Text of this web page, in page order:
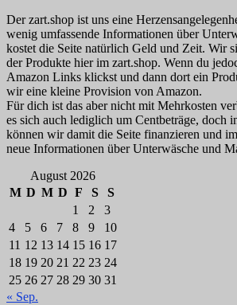
Der zart.shop ist uns eine
wenig umfassende Informationen über
kostet die Seite natürlich Geld und Zeit. Wir
der Produkte hier im zart.shop. Wenn du
Amazon Links klickst und dann dort ein
wir eine kleine Provision von Amazon.
Für dich ist das aber nicht mit Mehrkosten
es sich auch lediglich um Centbeträge, doch
können wir damit die Seite finanzieren und
neue Informationen über Unterwäsche und
August 2026
M D M D F S
S
1
2
3
4
5 6 7 8 9
10
11 12 13 14 15 16 17
18 19 20 21 22 23 24
25 26 27 28 29 30 31
« Sep.